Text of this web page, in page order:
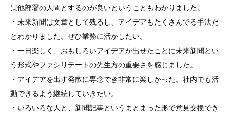
ば他部署の人間とするのが良いということもわかりました。
・未来新聞は文章として残るし、アイデアもたくさんでる手法だ
とわかりました。ぜひ業務に活かしたい。
・一日楽しく、おもしろいアイデアが出せたことに未来新聞とい
う形式やファシリテートの先生方の重要さを感じました。
・アイデアを出す発散に専念でき非常に楽しかった。社内でも活
動できるよう継続していきたい。
・いろいろな人と、新聞記事というまとまった形で意見交換でき